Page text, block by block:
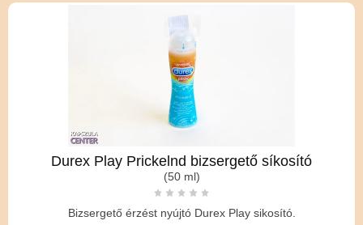
Durex Play Prickelnd bizsergető síkosító
(50 ml)
Bizsergető érzést nyújtó Durex Play sikosító.